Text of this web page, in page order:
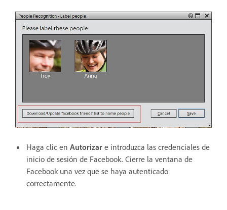
Haga clic en Autorizar e introduzca las credenciales de
inicio de sesión de Facebook. Cierre la ventana de
Facebook una vez que se haya autenticado
correctamente.